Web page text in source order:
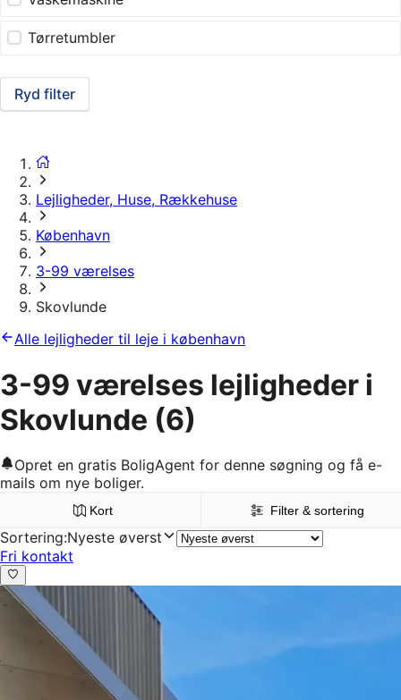
Tørretumbler
Ryd filter
Lejligheder, Huse, Rækkehuse
København
3-99 værelses
Skovlunde
Alle lejligheder til leje i københavn
3-99 værelses lejligheder i
Skovlunde (6)
Opret en gratis BoligAgent for denne søgning og få e-
mails om nye boliger.
Kort Filter & sortering
Sortering:Nyeste øverst
Fri kontakt